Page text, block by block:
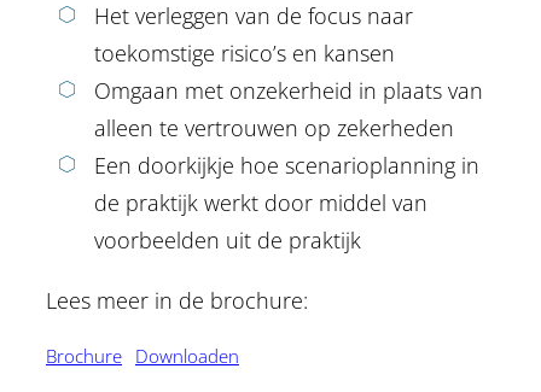
Het verleggen van de focus naar
toekomstige risico’s en kansen
Omgaan met onzekerheid in plaats van
alleen te vertrouwen op zekerheden
Een doorkijkje hoe scenarioplanning in
de praktijk werkt door middel van
voorbeelden uit de praktijk
Lees meer in de brochure:
Brochure Downloaden